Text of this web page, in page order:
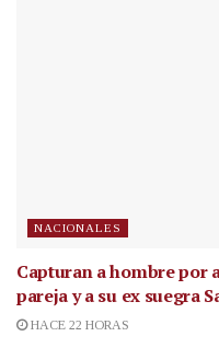
NACIONALES
Capturan a hombre por
pareja y a su ex suegra
HACE 22 HORAS